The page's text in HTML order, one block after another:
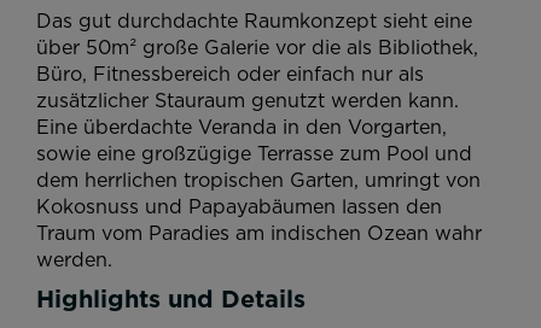
Das gut durchdachte Raumkonzept sieht eine
über 50m² große Galerie vor die als Bibliothek,
Büro, Fitnessbereich oder einfach nur als
zusätzlicher Stauraum genutzt werden kann.
Eine überdachte Veranda in den Vorgarten,
sowie eine großzügige Terrasse zum Pool und
dem herrlichen tropischen Garten, umringt von
Kokosnuss und Papayabäumen lassen den
Traum vom Paradies am indischen Ozean wahr
werden.
Highlights und Details